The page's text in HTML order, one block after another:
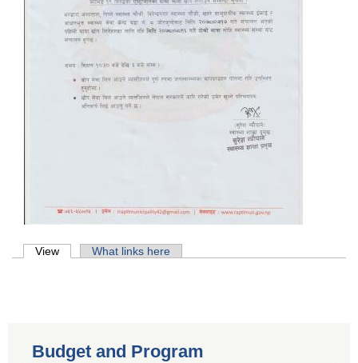
Primary tabs
View (active tab)What links here
Budget and Program